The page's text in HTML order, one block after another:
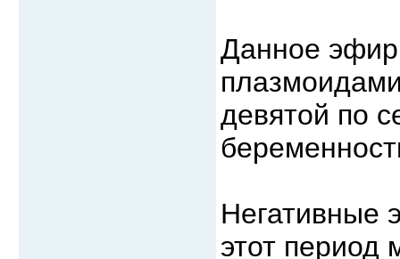
Данное
девятой по
Негативные
этот период